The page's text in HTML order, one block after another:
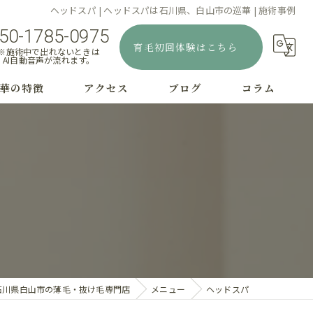
ヘッドスパ | ヘッドスパは石川県、白山市の巡華 | 施術事例
1785-0975
施術中で出れないときは
AI自動音声が流れます。
育毛初回体験はこちら
の特徴 アクセス ブログ コラム
川県白山市の薄毛・抜け毛専門店 メニュー ヘッドスパ